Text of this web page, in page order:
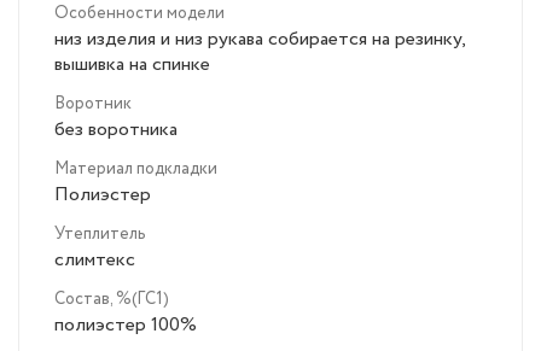
Особенности модели
низ изделия и низ рукава собирается на резинку,
вышивка на спинке
Воротник
без воротника
Материал подкладки
Полиэстер
Утеплитель
слимтекс
Состав, %(ГС1)
полиэстер 100%